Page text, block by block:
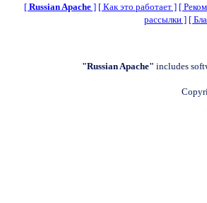
[ Russian Apache ] [ Как это работает ] [
рассылки ] [
"Russian Apache" includes